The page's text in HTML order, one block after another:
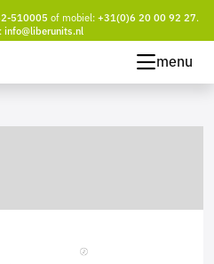
510005 of mobiel:+31(0)6 20 00 92 27.
info@liberunits.nl
menu